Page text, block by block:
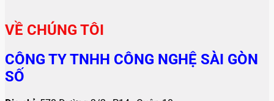
VỀ CHÚNG TÔI
CÔNG TY TNHH CÔNG NGHỆ SÀI GÒN
SỐ